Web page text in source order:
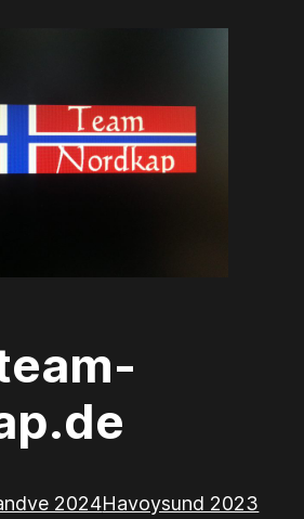
2024Havoysund 2023